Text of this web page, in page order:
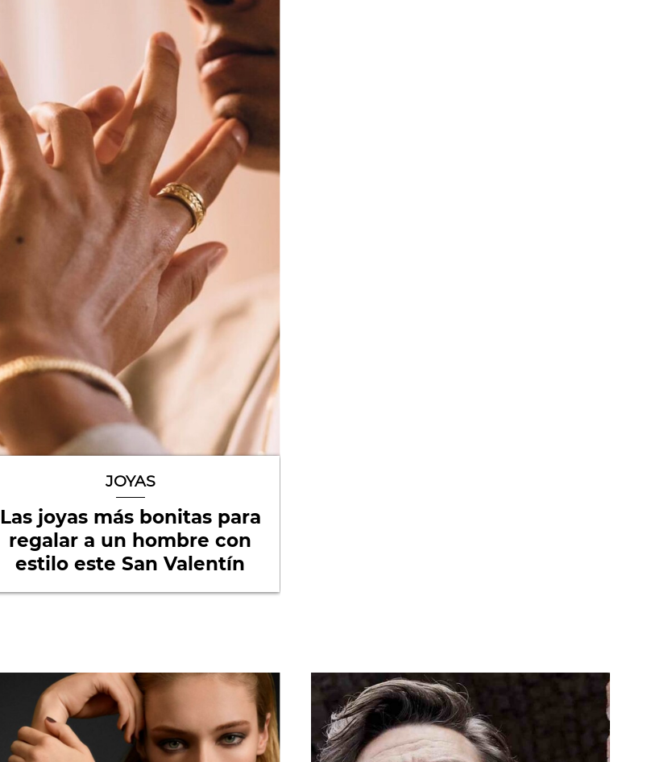
JOYAS
Las joyas más bonitas para
regalar a un hombre con
estilo este San Valentín